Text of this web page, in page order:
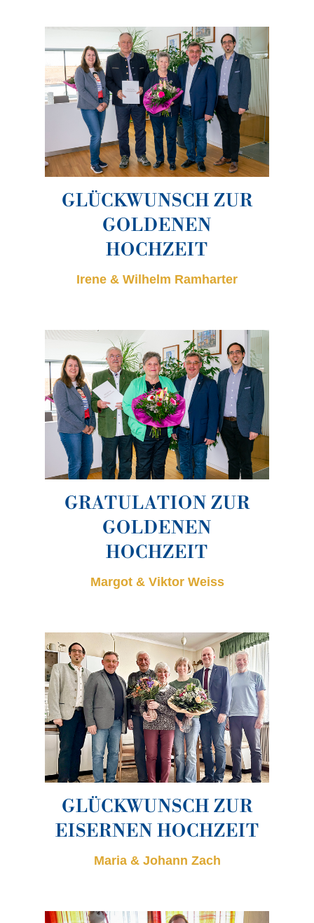
GLÜCKWUNSCH ZUR
GOLDENEN
HOCHZEIT
Irene & Wilhelm Ramharter
GRATULATION ZUR
GOLDENEN
HOCHZEIT
Margot & Viktor Weiss
GLÜCKWUNSCH ZUR
EISERNEN HOCHZEIT
Maria & Johann Zach